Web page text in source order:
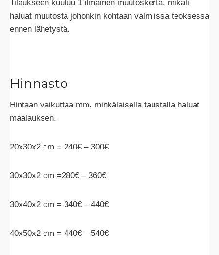
Tilaukseen kuuluu 1 ilmainen muutoskerta, mikäli
haluat muutosta johonkin kohtaan valmiissa teoksessa
ennen lähetystä.
Hinnasto
Hintaan vaikuttaa mm. minkälaisella taustalla haluat
maalauksen.
20x30x2 cm = 240€ – 300€
30x30x2 cm =280€ – 360€
30x40x2 cm = 340€ – 440€
40x50x2 cm = 440€ – 540€